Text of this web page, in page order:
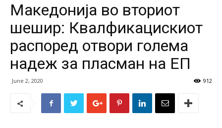
Македонија во вториот
шешир: Квалфикацискиот
распоред отвори голема
надеж за пласман на ЕП
June 2, 2020 912